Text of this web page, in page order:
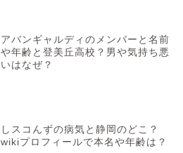
アバンギャルディのメンバーと名前
や年齢と登美丘高校？男や気持ち悪
いはなぜ？
しスコんずの病気と静岡のどこ？
wikiプロフィールで本名や年齢は？